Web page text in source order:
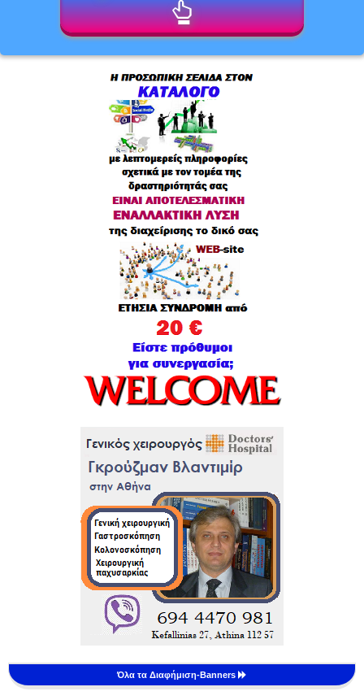
Όλα τα Διαφήμιση-Banners